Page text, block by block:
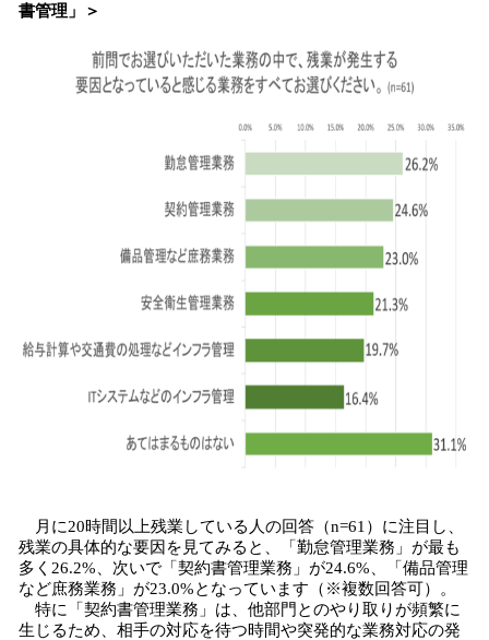
書管理」＞
月に20時間以上残業している人の回答（n=61）に注目し、
残業の具体的な要因を見てみると、「勤怠管理業務」が最も
多く26.2%、次いで「契約書管理業務」が24.6%、「備品管理
など庶務業務」が23.0%となっています（※複数回答可）。
特に「契約書管理業務」は、他部門とのやり取りが頻繁に
生じるため、相手の対応を待つ時間や突発的な業務対応の発